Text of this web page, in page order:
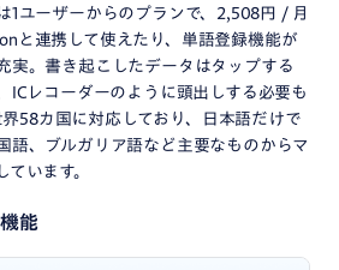
1ユーザーからのプランで、2,508円 / 月
と連携して使えたり、単語登録機能が
実。書き起こしたデータはタップする
ICレコーダーのように頭出しする必要も
58カ国に対応しており、日本語だけで
語、ブルガリア語など主要なものからマ
います。
能